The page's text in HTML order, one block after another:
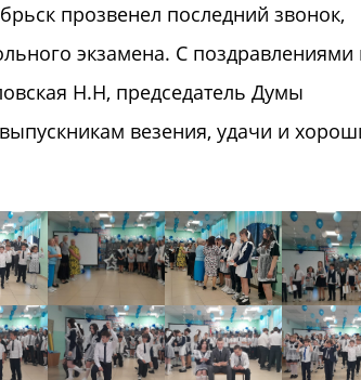
прозвенел последний звонок,
экзамена. С поздравлениями
Н.Н, председатель Думы
везения, удачи и